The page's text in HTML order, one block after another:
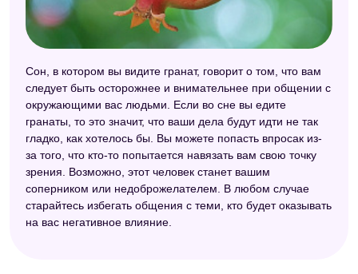
Сон, в котором вы видите гранат, говорит о том, что вам
следует быть осторожнее и внимательнее при общении с
окружающими вас людьми. Если во сне вы едите
гранаты, то это значит, что ваши дела будут идти не так
гладко, как хотелось бы. Вы можете попасть впросак из-
за того, что кто-то попытается навязать вам свою точку
зрения. Возможно, этот человек станет вашим
соперником или недоброжелателем. В любом случае
старайтесь избегать общения с теми, кто будет оказывать
на вас негативное влияние.